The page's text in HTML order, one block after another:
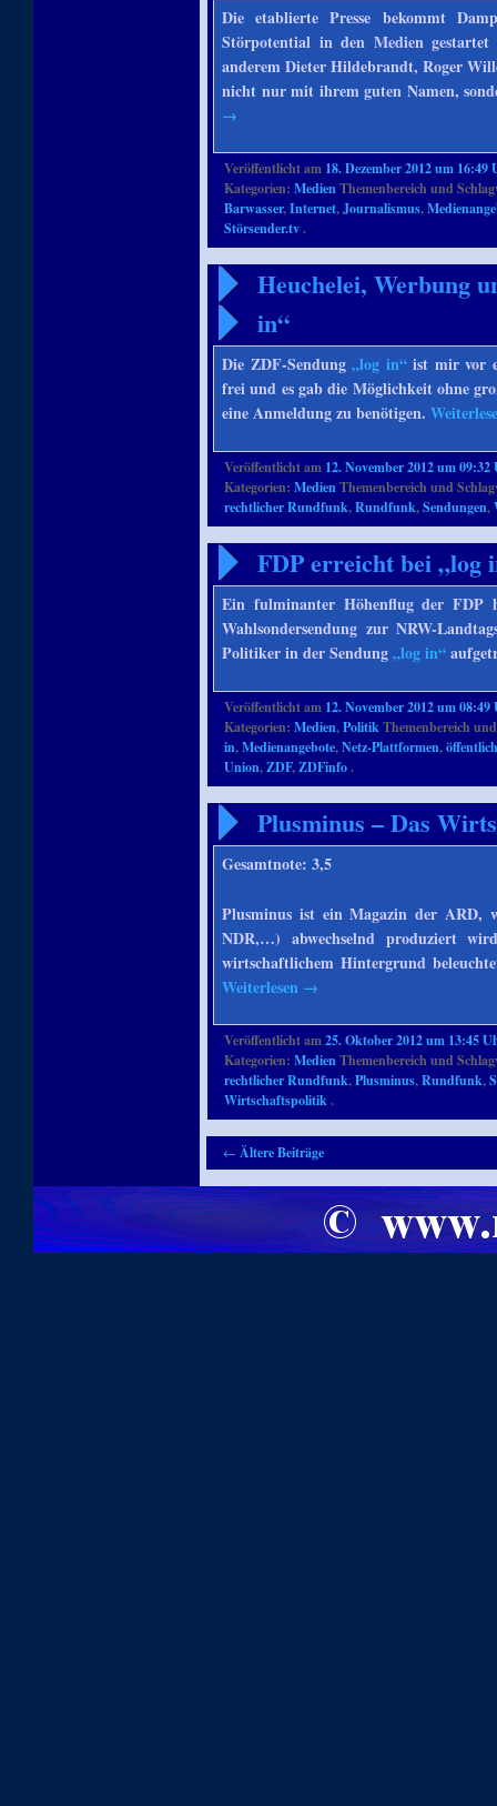
Die etablierte Presse bekommt
Störpotential in den Medien
anderem Dieter Hildebrandt, Roger
nicht nur mit ihrem guten Namen,
→
Veröffentlicht am 18. Dezember 2012 um 16:49
Kategorien:MedienThemenbereich und
Barwasser,Internet,Journalismus,
Störsender.tv.
Heuchelei, Werbung
in“
Die ZDF-Sendung„log in“ist mir vor
frei und es gab die Möglichkeit ohne
eine Anmeldung zu benötigen.
Veröffentlicht am 12. November 2012 um 09:32
Kategorien:MedienThemenbereich und
rechtlicher Rundfunk,Rundfunk,Sendungen,
FDP erreicht bei „log
Ein fulminanter Höhenflug der FDP
Wahlsondersendung zur NRW-
Politiker in der Sendung„log in“
Veröffentlicht am 12. November 2012 um 08:49
Kategorien:Medien,PolitikThemenbereich
in,Medienangebote,Netz-Plattformen,
Union,ZDF,ZDFinfo.
Plusminus – Das
Gesamtnote: 3,5
Plusminus ist ein Magazin der ARD,
NDR,…) abwechselnd produziert
wirtschaftlichem Hintergrund
Weiterlesen →
Veröffentlicht am25. Oktober 2012 um 13:45
Kategorien:MedienThemenbereich und
rechtlicher Rundfunk,Plusminus,Rundfunk,
Wirtschaftspolitik.
Artikelnavigation
← Ältere Beiträge